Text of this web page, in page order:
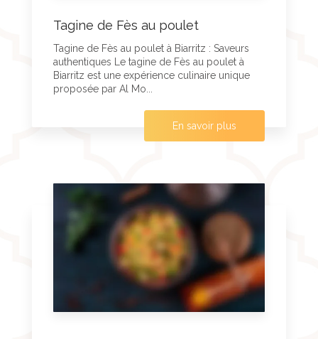
Tagine de Fès au poulet
Tagine de Fès au poulet à Biarritz : Saveurs
authentiques Le tagine de Fès au poulet à
Biarritz est une expérience culinaire unique
proposée par Al Mo...
En savoir plus